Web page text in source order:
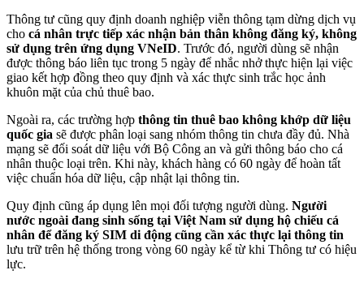
Thông tư cũng quy định doanh nghiệp viễn thông tạm dừng dịch vụ
cho cá nhân trực tiếp xác nhận bản thân không đăng ký, không
sử dụng trên ứng dụng VNeID. Trước đó, người dùng sẽ nhận
được thông báo liên tục trong 5 ngày để nhắc nhở thực hiện lại việc
giao kết hợp đồng theo quy định và xác thực sinh trắc học ảnh
khuôn mặt của chủ thuê bao.
Ngoài ra, các trường hợp thông tin thuê bao không khớp dữ liệu
quốc gia sẽ được phân loại sang nhóm thông tin chưa đầy đủ. Nhà
mạng sẽ đối soát dữ liệu với Bộ Công an và gửi thông báo cho cá
nhân thuộc loại trên. Khi này, khách hàng có 60 ngày để hoàn tất
việc chuẩn hóa dữ liệu, cập nhật lại thông tin.
Quy định cũng áp dụng lên mọi đối tượng người dùng. Người
nước ngoài đang sinh sống tại Việt Nam sử dụng hộ chiếu cá
nhân để đăng ký SIM di động cũng cần xác thực lại thông tin
lưu trữ trên hệ thống trong vòng 60 ngày kể từ khi Thông tư có hiệu
lực.